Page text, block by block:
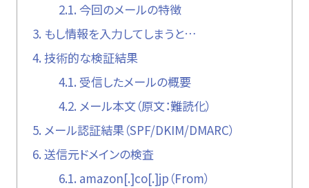
2.1. 今回のメールの特徴
3. もし情報を入力してしまうと…
4. 技術的な検証結果
4.1. 受信したメールの概要
4.2. メール本文（原文：難読化）
5. メール認証結果（SPF/DKIM/DMARC）
6. 送信元ドメインの検査
6.1. amazon[.]co[.]jp（From）